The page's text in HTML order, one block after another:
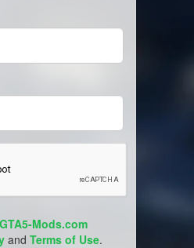
GTA5-Mods.com
and Terms of Use.